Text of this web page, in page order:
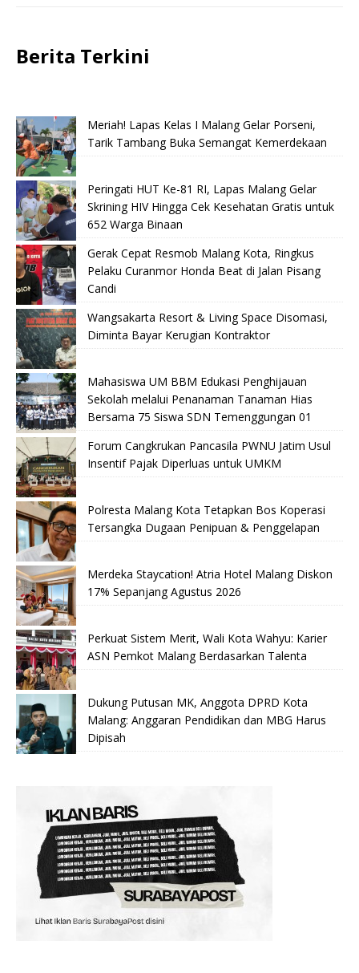
Berita Terkini
Meriah! Lapas Kelas I Malang Gelar Porseni,
Tarik Tambang Buka Semangat Kemerdekaan
Peringati HUT Ke-81 RI, Lapas Malang Gelar
Skrining HIV Hingga Cek Kesehatan Gratis untuk
652 Warga Binaan
Gerak Cepat Resmob Malang Kota, Ringkus
Pelaku Curanmor Honda Beat di Jalan Pisang
Candi
Wangsakarta Resort & Living Space Disomasi,
Diminta Bayar Kerugian Kontraktor
Mahasiswa UM BBM Edukasi Penghijauan
Sekolah melalui Penanaman Tanaman Hias
Bersama 75 Siswa SDN Temenggungan 01
Forum Cangkrukan Pancasila PWNU Jatim Usul
Insentif Pajak Diperluas untuk UMKM
Polresta Malang Kota Tetapkan Bos Koperasi
Tersangka Dugaan Penipuan & Penggelapan
Merdeka Staycation! Atria Hotel Malang Diskon
17% Sepanjang Agustus 2026
Perkuat Sistem Merit, Wali Kota Wahyu: Karier
ASN Pemkot Malang Berdasarkan Talenta
Dukung Putusan MK, Anggota DPRD Kota
Malang: Anggaran Pendidikan dan MBG Harus
Dipisah